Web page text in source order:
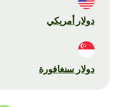
دولار أمريكي
دولار سنغافورة